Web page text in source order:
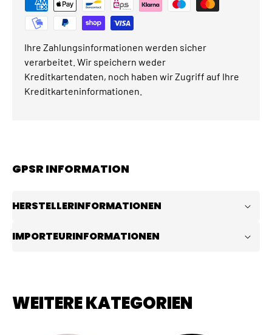
Ihre Zahlungsinformationen werden sicher
verarbeitet. Wir speichern weder
Kreditkartendaten, noch haben wir Zugriff auf Ihre
Kreditkarteninformationen.
GPSR INFORMATION
HERSTELLERINFORMATIONEN
IMPORTEURINFORMATIONEN
WEITERE KATEGORIEN